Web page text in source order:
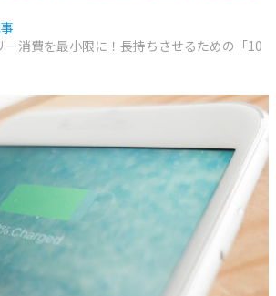
消費を最小限に！長持ちさせるための「10